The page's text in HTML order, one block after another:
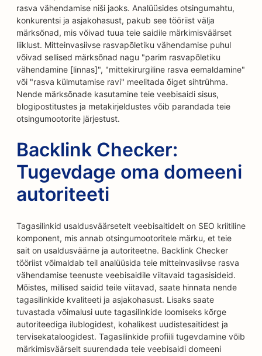
rasva vähendamise niši jaoks. Analüüsides otsingumahtu,
konkurentsi ja asjakohasust, pakub see tööriist välja
märksõnad, mis võivad tuua teie saidile märkimisväärset
liiklust. Mitteinvasiivse rasvapõletiku vähendamise puhul
võivad sellised märksõnad nagu "parim rasvapõletiku
vähendamine [linnas]", "mittekirurgiline rasva eemaldamine"
või "rasva külmutamise ravi" meelitada õiget sihtrühma.
Nende märksõnade kasutamine teie veebisaidi sisus,
blogipostitustes ja metakirjeldustes võib parandada teie
otsingumootorite järjestust.
Backlink Checker:
Tugevdage oma domeeni
autoriteeti
Tagasilinkid usaldusväärsetelt veebisaitidelt on SEO kriitiline
komponent, mis annab otsingumootoritele märku, et teie
sait on usaldusväärne ja autoriteetne. Backlink Checker
tööriist võimaldab teil analüüsida teie mitteinvasiivse rasva
vähendamise teenuste veebisaidile viitavaid tagasisideid.
Mõistes, millised saidid teile viitavad, saate hinnata nende
tagasilinkide kvaliteeti ja asjakohasust. Lisaks saate
tuvastada võimalusi uute tagasilinkide loomiseks kõrge
autoriteediga ilublogidest, kohalikest uudistesaitidest ja
tervisekataloogidest. Tagasilinkide profiili tugevdamine võib
märkimisväärselt suurendada teie veebisaidi domeeni